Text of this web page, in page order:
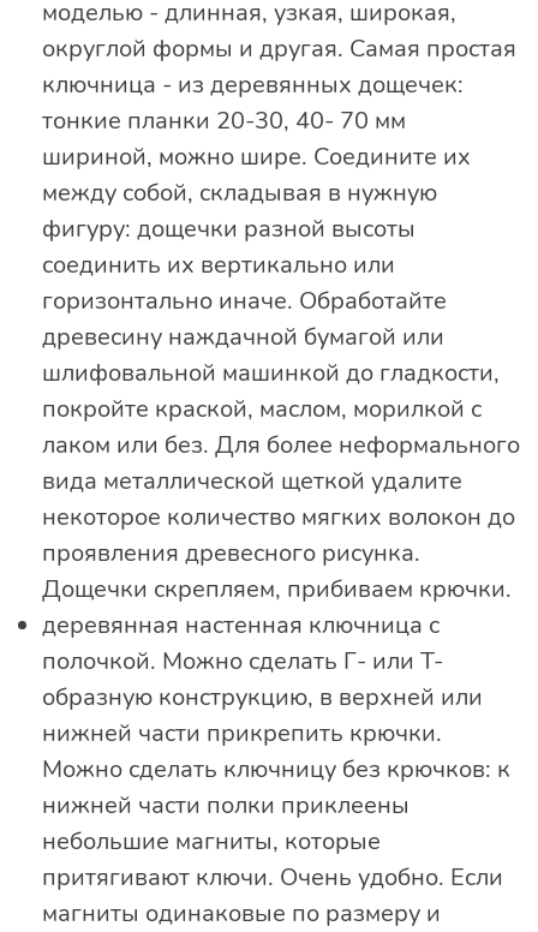
моделью - длинная, узкая, широкая,
округлой формы и другая. Самая простая
ключница - из деревянных дощечек:
тонкие планки 20-30, 40- 70 мм
шириной, можно шире. Соедините их
между собой, складывая в нужную
фигуру: дощечки разной высоты
соединить их вертикально или
горизонтально иначе. Обработайте
древесину наждачной бумагой или
шлифовальной машинкой до гладкости,
покройте краской, маслом, морилкой с
лаком или без. Для более неформального
вида металлической щеткой удалите
некоторое количество мягких волокон до
проявления древесного рисунка.
Дощечки скрепляем, прибиваем крючки.
деревянная настенная ключница с
полочкой. Можно сделать Г- или Т-
образную конструкцию, в верхней или
нижней части прикрепить крючки.
Можно сделать ключницу без крючков: к
нижней части полки приклеены
небольшие магниты, которые
притягивают ключи. Очень удобно. Если
магниты одинаковые по размеру и